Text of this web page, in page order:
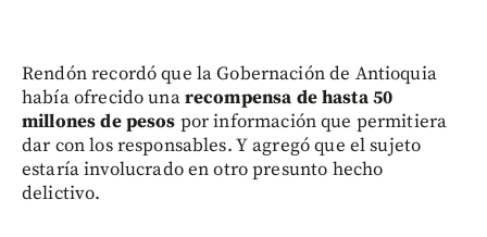
Rendón recordó que la Gobernación de Antioquia
había ofrecido unarecompensa de hasta 50
millones de pesos por información que permitiera
dar con los responsables. Y agregó que el sujeto
estaría involucrado en otro presunto hecho
delictivo.